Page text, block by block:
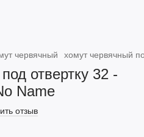
червячный хомут червячный
отвертку 32 -
Name
отзыв